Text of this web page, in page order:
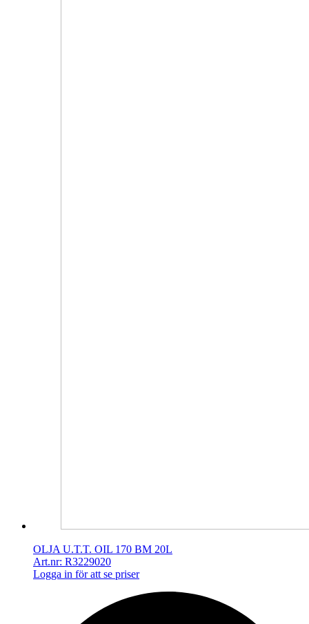
OLJA U.T.T. OIL 170 BM 20L
Art.nr: R3229020
Logga in för att se priser